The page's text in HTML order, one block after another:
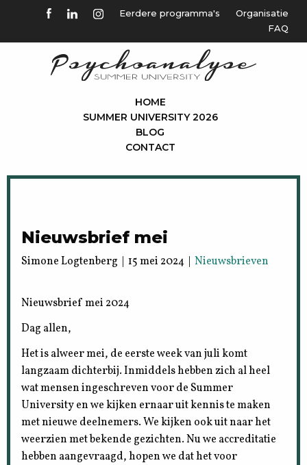
Eerdere programma's
Organisatie
FAQ
HOME
SUMMER UNIVERSITY 2026
BLOG
CONTACT
Nieuwsbrief mei
Simone Logtenberg | 15 mei 2024 |Nieuwsbrieven
Nieuwsbrief mei 2024
Dag allen,
Het is alweer mei, de eerste week van juli komt
langzaam dichterbij. Inmiddels hebben zich al heel
wat mensen ingeschreven voor de Summer
University en we kijken ernaar uit kennis te maken
met nieuwe deelnemers. We kijken ook uit naar het
weerzien met bekende gezichten. Nu we accreditatie
hebben aangevraagd, hopen we dat het voor